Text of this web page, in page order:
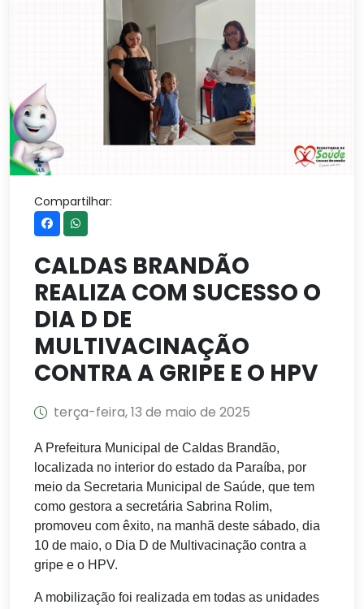
Compartilhar:
CALDAS BRANDÃO
REALIZA COM SUCESSO O
DIA D DE
MULTIVACINAÇÃO
CONTRA A GRIPE E O HPV
terça-feira, 13 de maio de 2025
A Prefeitura Municipal de Caldas Brandão,
localizada no interior do estado da Paraíba, por
meio da Secretaria Municipal de Saúde, que tem
como gestora a secretária Sabrina Rolim,
promoveu com êxito, na manhã deste sábado, dia
10 de maio, o Dia D de Multivacinação contra a
gripe e o HPV.
A mobilização foi realizada em todas as unidades